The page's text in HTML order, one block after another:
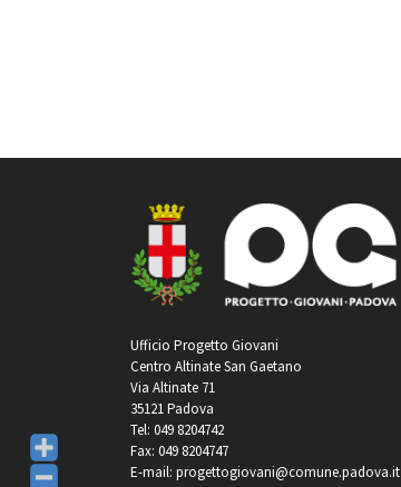
Ufficio Progetto Giovani
Centro Altinate San Gaetano
Via Altinate 71
35121 Padova
Tel: 049 8204742
Fax: 049 8204747
E-mail: progettogiovani@comune.padova.it